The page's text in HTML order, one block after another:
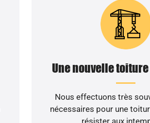
Une nouvelle toiture
Nous effectuons très
nécessaires pour une
résister aux